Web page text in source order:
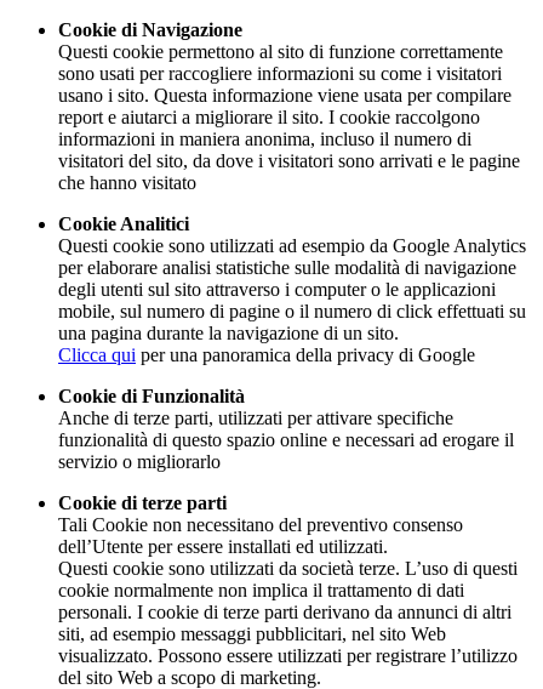
Cookie di Navigazione
Questi cookie permettono al sito di funzione correttamente
sono usati per raccogliere informazioni su come i visitatori
usano i sito. Questa informazione viene usata per compilare
report e aiutarci a migliorare il sito. I cookie raccolgono
informazioni in maniera anonima, incluso il numero di
visitatori del sito, da dove i visitatori sono arrivati e le pagine
che hanno visitato
Cookie Analitici
Questi cookie sono utilizzati ad esempio da Google Analytics
per elaborare analisi statistiche sulle modalità di navigazione
degli utenti sul sito attraverso i computer o le applicazioni
mobile, sul numero di pagine o il numero di click effettuati su
una pagina durante la navigazione di un sito.
Clicca qui per una panoramica della privacy di Google
Cookie di Funzionalità
Anche di terze parti, utilizzati per attivare specifiche
funzionalità di questo spazio online e necessari ad erogare il
servizio o migliorarlo
Cookie di terze parti
Tali Cookie non necessitano del preventivo consenso
dell’Utente per essere installati ed utilizzati.
Questi cookie sono utilizzati da società terze. L’uso di questi
cookie normalmente non implica il trattamento di dati
personali. I cookie di terze parti derivano da annunci di altri
siti, ad esempio messaggi pubblicitari, nel sito Web
visualizzato. Possono essere utilizzati per registrare l’utilizzo
del sito Web a scopo di marketing.